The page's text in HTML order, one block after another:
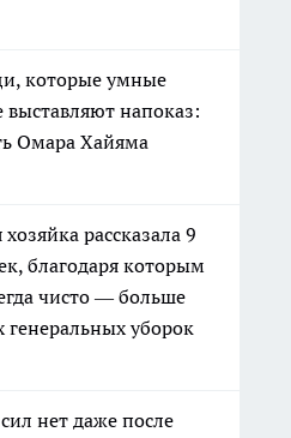
которые умные
напоказ:
Омара Хайяма
рассказала 9
благодаря которым
чисто — больше
генеральных уборок
нет даже после